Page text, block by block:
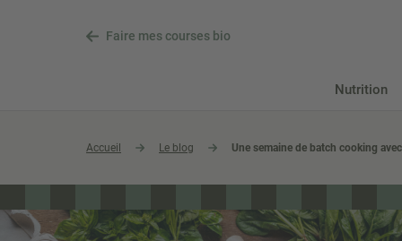
Faire mes courses bio
Nutrition
Accueil Le blog Une semaine de batch cooking